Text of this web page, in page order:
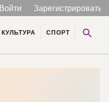
Войти
КУЛЬТУРА СПОРТ